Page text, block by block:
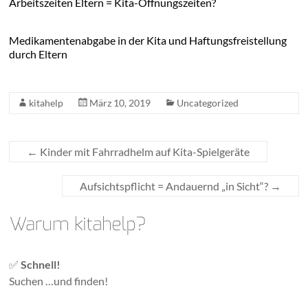
Medikamentenabgabe in der Kita und Haftungsfreistellung
durch Eltern
kitahelp März 10, 2019 Uncategorized
← Kinder mit Fahrradhelm auf Kita-Spielgeräte
Aufsichtspflicht = Andauernd „in Sicht“? →
✅Schnell!
Suchen …und finden!